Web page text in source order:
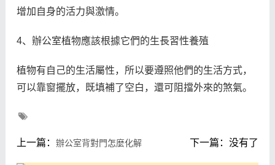
增加自身的活力與激情。
4、辦公室植物應該根據它們的生長習性養殖
植物有自己的生活屬性，所以要遵照他們的生活方式，
可以靠窗擺放，既填補了空白，還可阻擋外來的煞氣。
上一篇： 辦公室背對門怎麼化解 下一篇：没有了